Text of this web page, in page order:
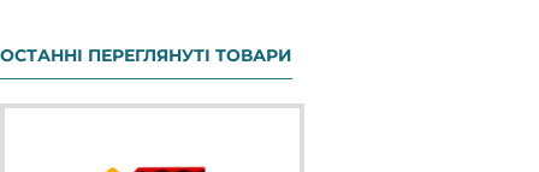
ОСТАННІ ПЕРЕГЛЯНУТІ ТОВАРИ